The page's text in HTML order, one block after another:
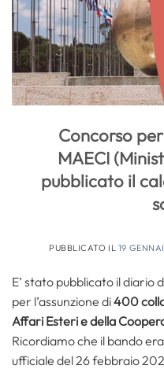
Concorso
MAECI
pubblicato il
PUBBLICATO IL 19
E’ stato pubblicato il diario
per l’assunzione di400
Affari Esteri e della
Ricordiamo che il bando
ufficiale del 26 febbraio